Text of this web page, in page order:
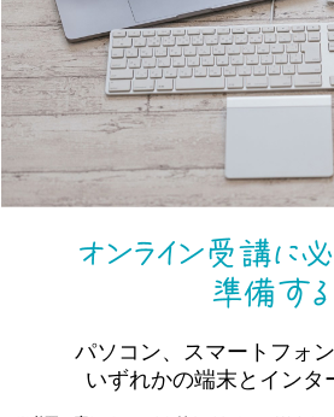
パソコン、スマートフォ
いずれかの端末とインタ